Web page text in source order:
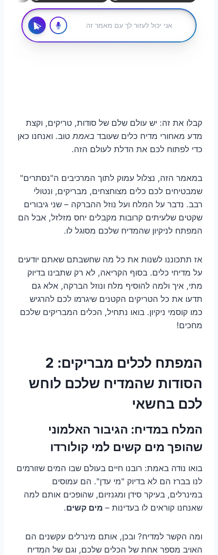
קבלו את זה: יש עולם שלם של סודות, טריקים, וקצת
מדע מאחורי מדיח כלים שעובד באמת טוב. ואנחנו כאן
כדי לפתוח לכם את הדלת לעולם הזה.
במאמר הזה, נצלול עמוק לתוך המרכיבים ה"נסתרים"
שמבטיחים לכם כלים מצוחצחים, מבריקים, ונטולי
רבב. נדבר על המלח ועל נוזל ההברקה – שני גיבורים
שקטים שלעיתים קרובות מקבלים יחס מזלזל, אבל הם
המפתח לניקיון שהמדיח שלכם מסוגל לו.
אז תתכוננו לשנות את כל מה שחשבתם שאתם יודעים
על מדיחי כלים. בסוף הקריאה, לא רק שתבינו בדיוק
מתי, איך ולמה להוסיף מלח ונוזל הברקה, אלא גם
תדעו את כל הטריקים הקטנים שיגרמו לכם להרגיש
כמו קוסמי ניקיון. בואו נתחיל, הכלים המבריקים שלכם
מחכים!
המפתח לכלים מבריקים: 2
הסודות שהמדיח שלכם לוחש
לכם בחשאי
המלח במדיח: הגיבור האלמוני
שהופך מים קשים למי קולורדו
בואו נודה באמת: רובנו חיים בעולם שבו המים שזורמים
לנו בברז הם לא בדיוק "מי עדן". הם עמוסים
במינרלים, בעיקר סידן ומגנזיום, שהופכים אותם למה
שאנחנו קוראים לו בעדינות – מים קשים.
ומה הקשר למדיח? ובכן, אותם מינרלים עקשנים הם
האויב מספר אחת של הכלים שלכם, וגם של המדיח